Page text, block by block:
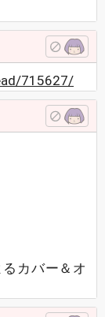
715627/
カバー＆オ